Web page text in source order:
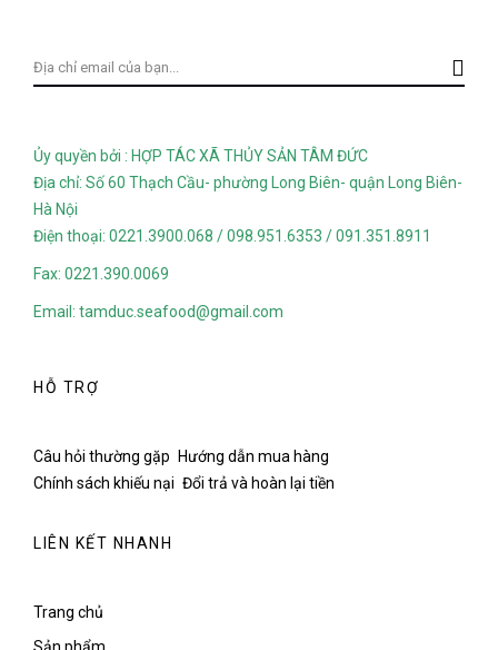
Ủy quyền bởi : HỢP TÁC XÃ THỦY SẢN TÂM ĐỨC
Địa chỉ: Số 60 Thạch Cầu- phường Long Biên- quận Long Biên-
Hà Nội
Điện thoại: 0221.3900.068 / 098.951.6353 / 091.351.8911
Fax: 0221.390.0069
Email: tamduc.seafood@gmail.com
HỖ TRỢ
Câu hỏi thường gặp
Hướng dẫn mua hàng
Chính sách khiếu nại Đổi trả và hoàn lại tiền
LIÊN KẾT NHANH
Trang chủ